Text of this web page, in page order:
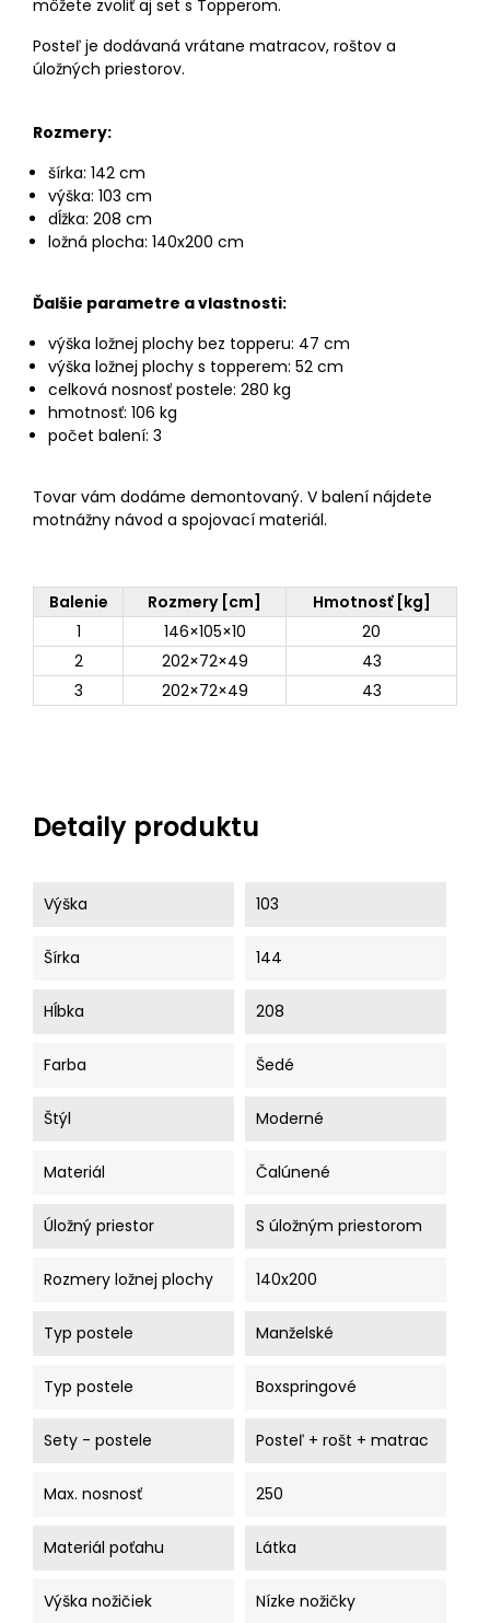
môžete zvoliť aj set s Topperom.
Posteľ je dodávaná vrátane matracov, roštov a
úložných priestorov.
Rozmery:
šírka: 142 cm
výška: 103 cm
dĺžka: 208 cm
ložná plocha: 140x200 cm
Ďalšie parametre a vlastnosti:
výška ložnej plochy bez topperu: 47 cm
výška ložnej plochy s topperem: 52 cm
celková nosnosť postele: 280 kg
hmotnosť: 106 kg
počet balení: 3
Tovar vám dodáme demontovaný. V balení nájdete
motnážny návod a spojovací materiál.
Balenie Rozmery [cm]
Hmotnosť [kg]
1
146×105×10
20
2
202×72×49
43
3
202×72×49 43
Detaily produktu
Výška 103
Šírka 144
Hĺbka 208
Farba Šedé
Štýl Moderné
Materiál Čalúnené
Úložný priestor S úložným priestorom
Rozmery ložnej plochy 140x200
Typ postele Manželské
Typ postele Boxspringové
Sety - postele Posteľ + rošt + matrac
Max. nosnosť 250
Materiál poťahu Látka
Výška nožičiek Nízke nožičky